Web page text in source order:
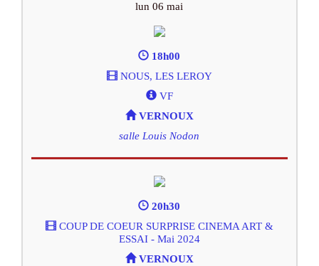
lun 06 mai
18h00
NOUS, LES LEROY
VF
VERNOUX
salle Louis Nodon
20h30
COUP DE COEUR SURPRISE CINEMA ART &
ESSAI - Mai 2024
VERNOUX